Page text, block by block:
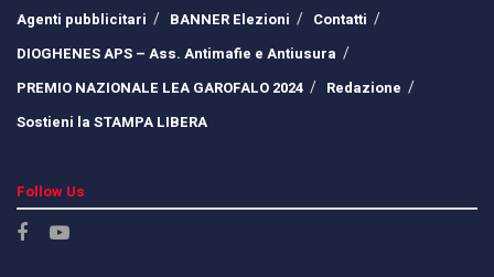
Agenti pubblicitari
BANNER Elezioni
Contatti
DIOGHENES APS – Ass. Antimafie e Antiusura
PREMIO NAZIONALE LEA GAROFALO 2024
Redazione
Sostieni la STAMPA LIBERA
Follow Us